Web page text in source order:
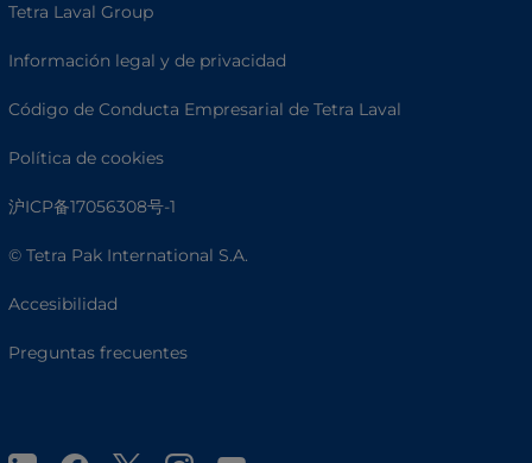
Tetra Laval Group
Información legal y de privacidad
Código de Conducta Empresarial de Tetra Laval
Política de cookies
沪ICP备17056308号-1
© Tetra Pak International S.A.
Accesibilidad
Preguntas frecuentes